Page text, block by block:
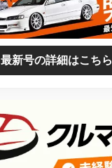
最新号の詳細はこちら